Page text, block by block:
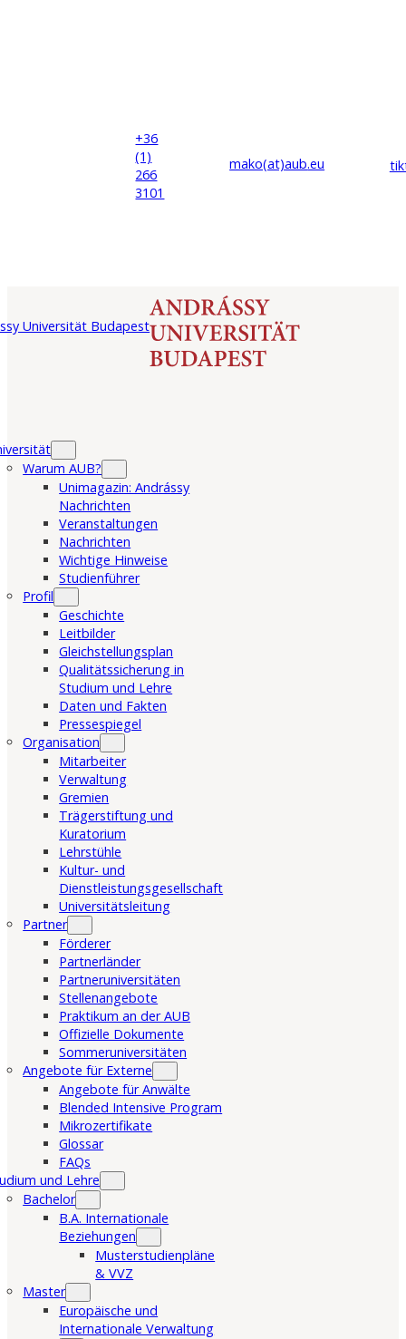
+36
(1)
266
3101
mako(at)aub.eu
Warum AUB?
Unimagazin: Andrássy
Nachrichten
Veranstaltungen
Nachrichten
Wichtige Hinweise
Studienführer
Profil
Geschichte
Leitbilder
Gleichstellungsplan
Qualitätssicherung in
Studium und Lehre
Daten und Fakten
Pressespiegel
Organisation
Mitarbeiter
Verwaltung
Gremien
Trägerstiftung und
Kuratorium
Lehrstühle
Kultur- und
Dienstleistungsgesellschaft
Universitätsleitung
Partner
Förderer
Partnerländer
Partneruniversitäten
Stellenangebote
Praktikum an der AUB
Offizielle Dokumente
Sommeruniversitäten
Angebote für Externe
Angebote für Anwälte
Blended Intensive Program
Mikrozertifikate
Glossar
FAQs
und Lehre
Bachelor
B.A. Internationale
Beziehungen
Musterstudienpläne
& VVZ
Master
Europäische und
Internationale Verwaltung